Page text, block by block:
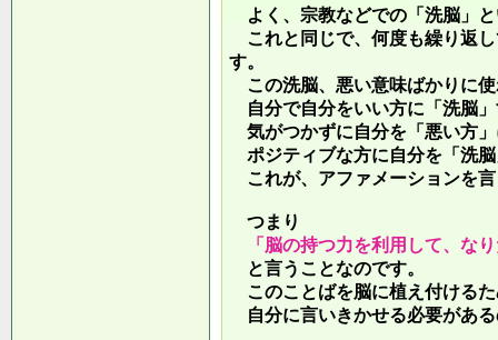
よく、宗教などでの「洗脳」
これと同じで、何度も繰り返
す。
この洗脳、悪い意味ばかりに
自分で自分をいい方に「洗脳
気がつかずに自分を「悪い方
ポジティブな方に自分を「洗
これが、アファメーションを
つまり
「脳の持つ力を利用して、な
と言うことなのです。
このことばを脳に植え付ける
自分に言いきかせる必要があ